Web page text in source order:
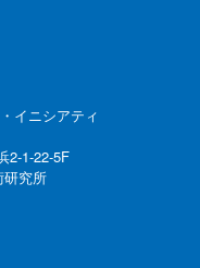
イニシアティ
2-1-22-5F
研究所